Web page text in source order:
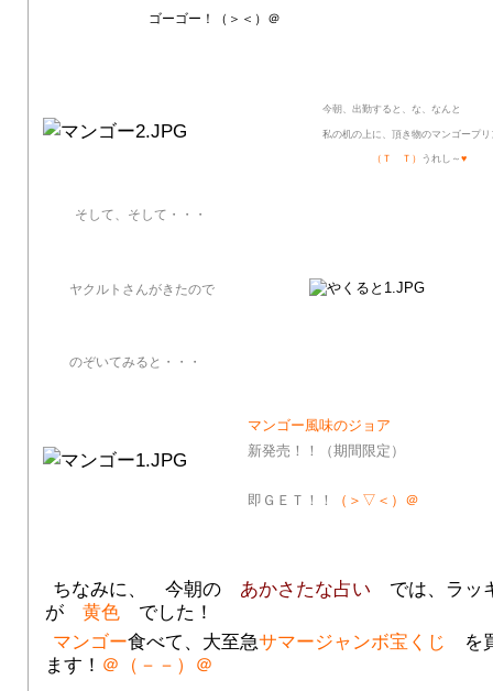
ゴーゴー！（＞＜）＠
今朝、出勤すると、な、なんと
私の机の上に、頂き物のマンゴープリ
（Ｔ Ｔ） うれし～ ♥
そして、そして・・・
ヤクルトさんがきたので
のぞいてみると・・・
マンゴー風味のジョア
新発売！！（期間限定）
即ＧＥＴ ！！ （＞▽＜）＠
ちなみに、 今朝の あかさたな占い では、ラッ
が 黄色 でした！
マンゴー食べて、大至急サマージャンボ宝くじ
を
ます！ ＠（－－）＠